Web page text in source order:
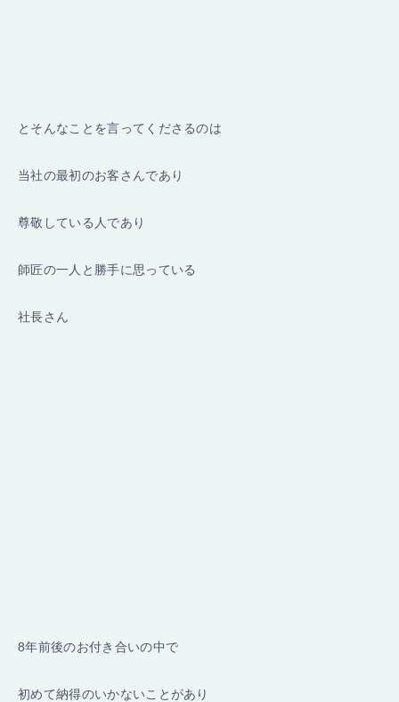
とそんなことを言ってくださるのは
当社の最初のお客さんであり
尊敬している人であり
師匠の一人と勝手に思っている
社長さん
8年前後のお付き合いの中で
初めて納得のいかないことがあり